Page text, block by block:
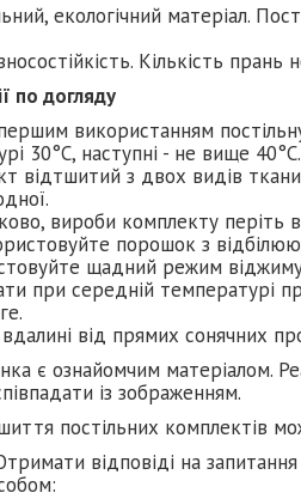
екологічний матеріал.
Кількість
по догляду
використанням
30°C, наступні - не вище 40°C.
відтшитий з двох видів
вироби комплекту періть
порошок з
щадний режим
при середній температурі
від прямих сонячних
є ознайомчим матеріалом.
із зображенням.
постільних комплектів
відповіді на